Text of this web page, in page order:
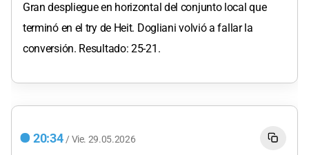
Gran despliegue en horizontal del conjunto local que
terminó en el try de Heit. Dogliani volvió a fallar la
conversión. Resultado: 25-21.
20:34 / Vie. 29.05.2026